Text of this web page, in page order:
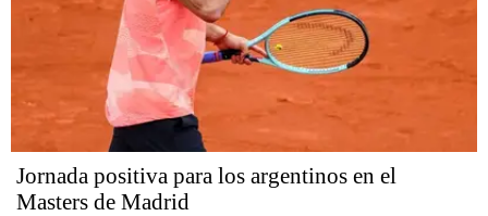
Jornada positiva para los argentinos en el
Masters de Madrid